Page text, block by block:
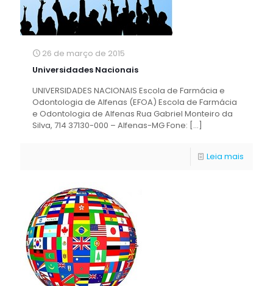
26 de março de 2015
Universidades Nacionais
UNIVERSIDADES NACIONAIS Escola de Farmácia e
Odontologia de Alfenas (EFOA) Escola de Farmácia
e Odontologia de Alfenas Rua Gabriel Monteiro da
Silva, 714 37130-000 – Alfenas-MG Fone: […]
Leia mais